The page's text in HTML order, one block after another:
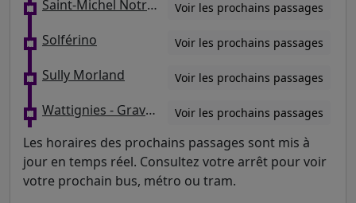
Saint-Michel Notre-Dame Voir les prochains passages
Solférino Voir les prochains passages
Sully Morland Voir les prochains passages
Wattignies - Gravelle Voir les prochains passages
Les horaires des prochains passages sont mis à
jour en temps réel. Consultez votre arrêt pour voir
votre prochain bus, métro ou tram.